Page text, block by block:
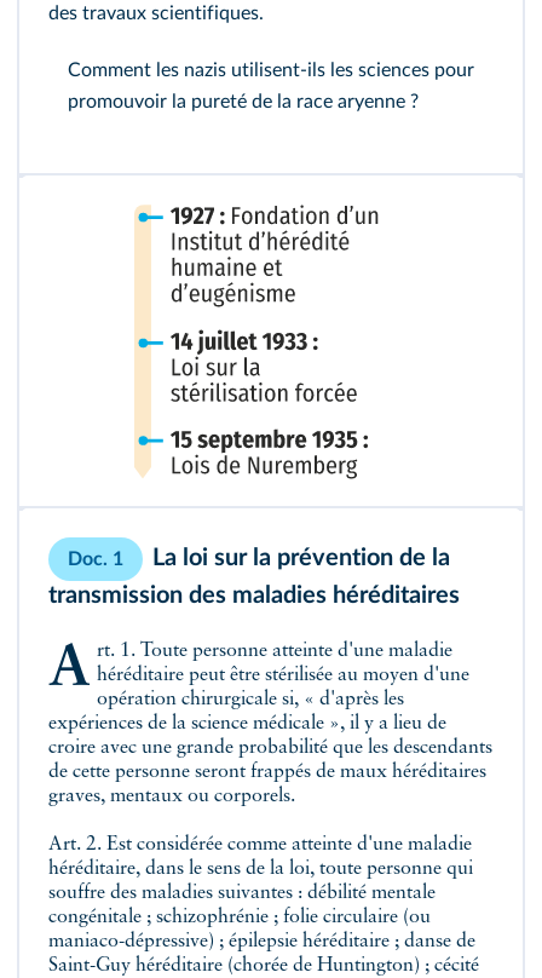
des travaux scientifiques.
Comment les nazis utilisent-ils les sciences pour
promouvoir la pureté de la race aryenne ?
Doc. 1
La loi sur la prévention de la
transmission des maladies héréditaires
Art. 1. Toute personne atteinte d'une maladie héréditaire peut être stérilisée au moyen d'une
opération chirurgicale si, « d'après les
expériences de la science médicale », il y a lieu de
croire avec une grande probabilité que les descendants
de cette personne seront frappés de maux héréditaires
graves, mentaux ou corporels.
Art. 2. Est considérée comme atteinte d'une maladie
héréditaire, dans le sens de la loi, toute personne qui
souffre des maladies suivantes : débilité mentale
congénitale ; schizophrénie ; folie circulaire (ou
maniaco-dépressive) ; épilepsie héréditaire ; danse de
Saint-Guy héréditaire (chorée de Huntington) ; cécité